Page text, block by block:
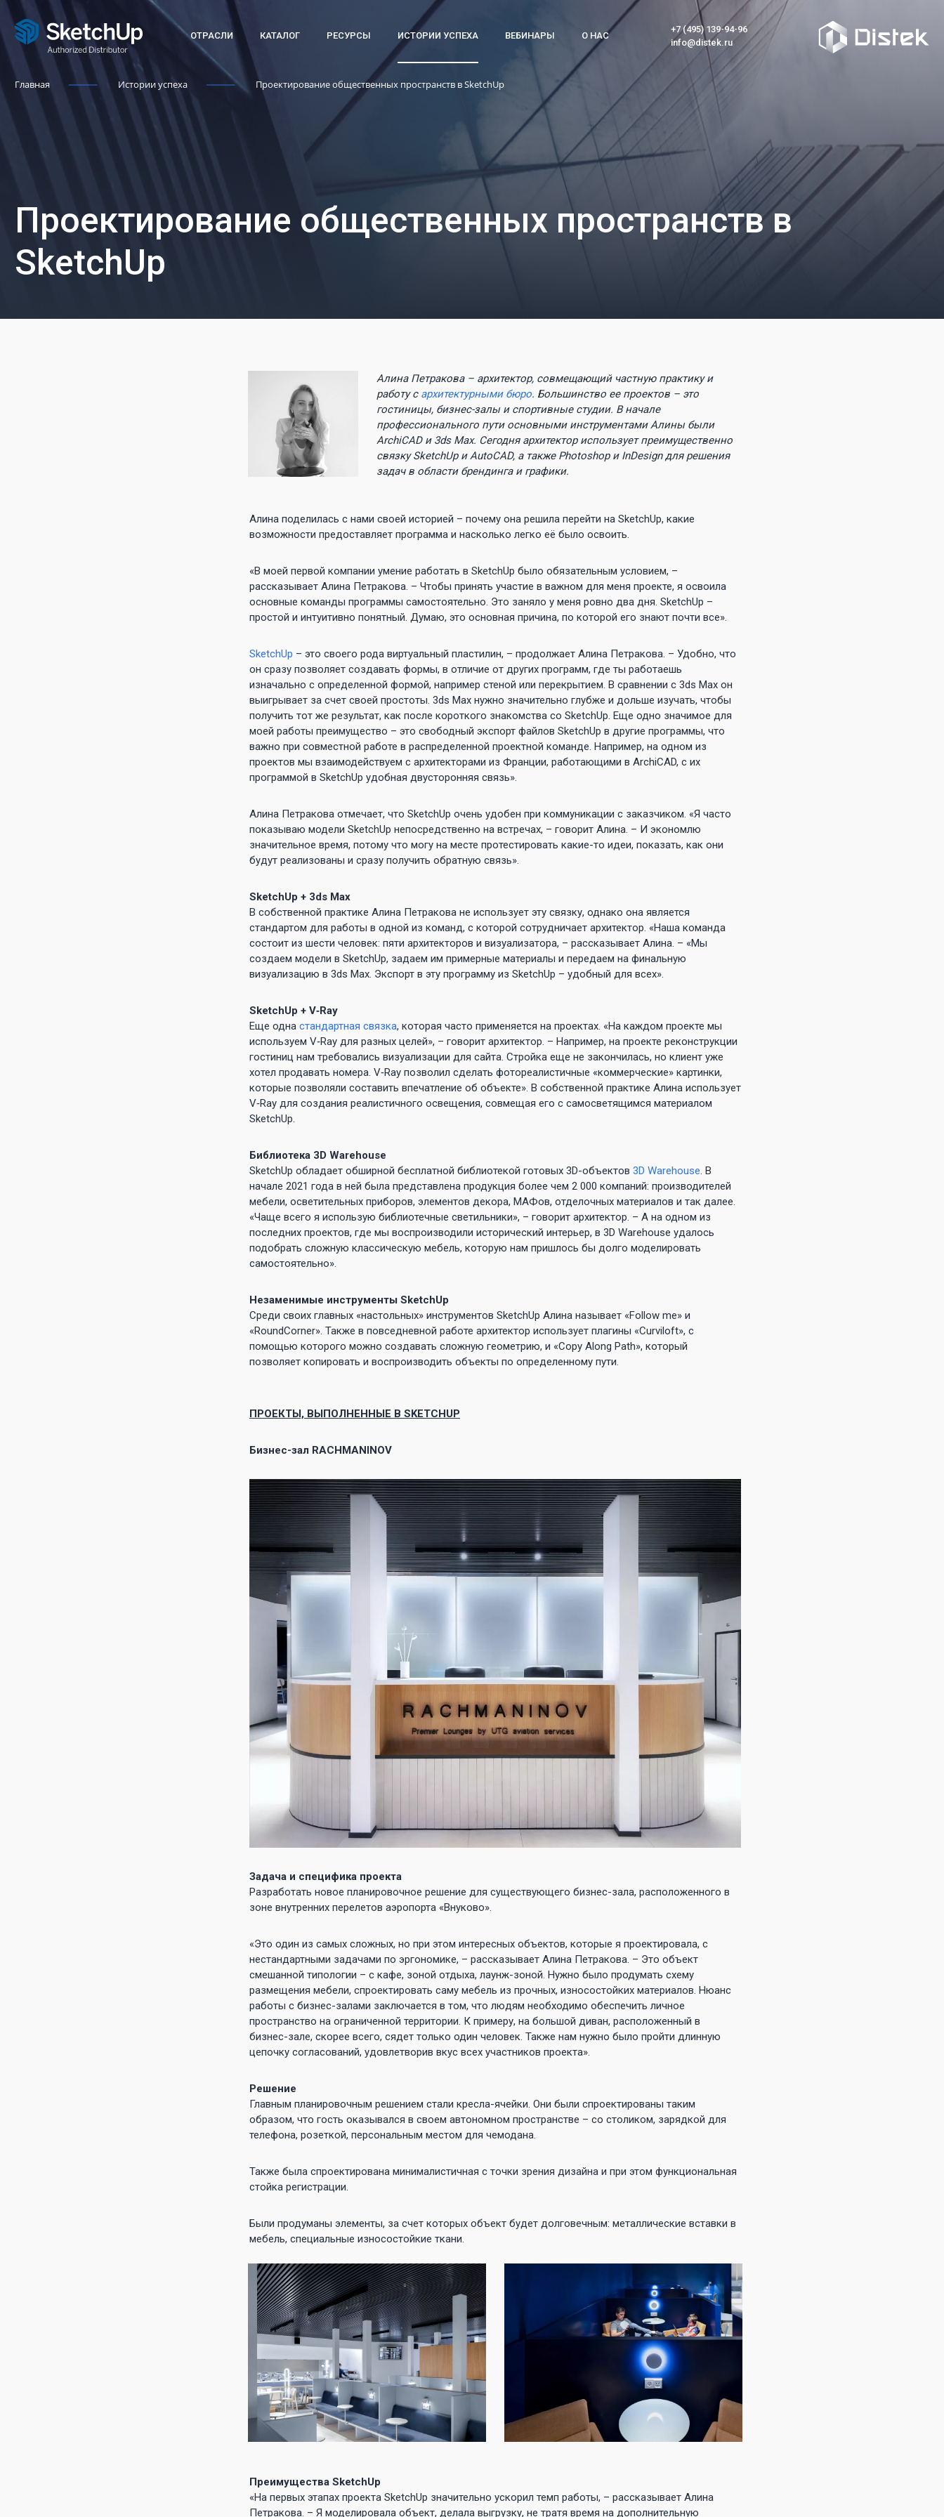
ОТРАСЛИ КАТАЛОГ РЕСУРСЫ ИСТОРИИ УСПЕХА ВЕБИНАРЫ О НАС
+7 (495) 139-94-96
info@distek.ru
Главная Истории успеха Проектирование общественных пространств в SketchUp
Проектирование общественных пространств в
SketchUp
Алина Петракова – архитектор, совмещающий частную практику и
работу с архитектурными бюро. Большинство ее проектов – это
гостиницы, бизнес-залы и спортивные студии. В начале
профессионального пути основными инструментами Алины были
ArchiCAD и 3ds Max. Сегодня архитектор использует преимущественно
связку SketchUp и AutoCAD, а также Photoshop и InDesign для решения
задач в области брендинга и графики.
Алина поделилась с нами своей историей – почему она решила перейти на SketchUp, какие
возможности предоставляет программа и насколько легко её было освоить.
«В моей первой компании умение работать в SketchUp было обязательным условием, –
рассказывает Алина Петракова. – Чтобы принять участие в важном для меня проекте, я освоила
основные команды программы самостоятельно. Это заняло у меня ровно два дня. SketchUp –
простой и интуитивно понятный. Думаю, это основная причина, по которой его знают почти все».
SketchUp – это своего рода виртуальный пластилин, – продолжает Алина Петракова. – Удобно, что
он сразу позволяет создавать формы, в отличие от других программ, где ты работаешь
изначально с определенной формой, например стеной или перекрытием. В сравнении с 3ds Max он
выигрывает за счет своей простоты. 3ds Max нужно значительно глубже и дольше изучать, чтобы
получить тот же результат, как после короткого знакомства со SketchUp. Еще одно значимое для
моей работы преимущество – это свободный экспорт файлов SketchUp в другие программы, что
важно при совместной работе в распределенной проектной команде. Например, на одном из
проектов мы взаимодействуем с архитекторами из Франции, работающими в ArchiCAD, с их
программой в SketchUp удобная двусторонняя связь».
Алина Петракова отмечает, что SketchUp очень удобен при коммуникации с заказчиком. «Я часто
показываю модели SketchUp непосредственно на встречах, – говорит Алина. – И экономлю
значительное время, потому что могу на месте протестировать какие-то идеи, показать, как они
будут реализованы и сразу получить обратную связь».
SketchUp + 3ds Max
В собственной практике Алина Петракова не использует эту связку, однако она является
стандартом для работы в одной из команд, с которой сотрудничает архитектор. «Наша команда
состоит из шести человек: пяти архитекторов и визуализатора, – рассказывает Алина. – «Мы
создаем модели в SketchUp, задаем им примерные материалы и передаем на финальную
визуализацию в 3ds Max. Экспорт в эту программу из SketchUp – удобный для всех».
SketchUp + V‑Ray
Еще одна стандартная связка, которая часто применяется на проектах. «На каждом проекте мы
используем V‑Ray для разных целей», – говорит архитектор. – Например, на проекте реконструкции
гостиниц нам требовались визуализации для сайта. Стройка еще не закончилась, но клиент уже
хотел продавать номера. V‑Ray позволил сделать фотореалистичные «коммерческие» картинки,
которые позволяли составить впечатление об объекте». В собственной практике Алина использует
V‑Ray для создания реалистичного освещения, совмещая его с самосветящимся материалом
SketchUp.
Библиотека 3D Warehouse
SketchUp обладает обширной бесплатной библиотекой готовых 3D-объектов 3D Warehouse. В
начале 2021 года в ней была представлена продукция более чем 2 000 компаний: производителей
мебели, осветительных приборов, элементов декора, МАФов, отделочных материалов и так далее.
«Чаще всего я использую библиотечные светильники», – говорит архитектор. – А на одном из
последних проектов, где мы воспроизводили исторический интерьер, в 3D Warehouse удалось
подобрать сложную классическую мебель, которую нам пришлось бы долго моделировать
самостоятельно».
Незаменимые инструменты SketchUp
Среди своих главных «настольных» инструментов SketchUp Алина называет «Follow me» и
«RoundCorner». Также в повседневной работе архитектор использует плагины «Curviloft», с
помощью которого можно создавать сложную геометрию, и «Copy Along Path», который
позволяет копировать и воспроизводить объекты по определенному пути.
ПРОЕКТЫ, ВЫПОЛНЕННЫЕ В SKETCHUP
Бизнес-зал RACHMANINOV
Задача и специфика проекта
Разработать новое планировочное решение для существующего бизнес-зала, расположенного в
зоне внутренних перелетов аэропорта «Внуково».
«Это один из самых сложных, но при этом интересных объектов, которые я проектировала, с
нестандартными задачами по эргономике, – рассказывает Алина Петракова. – Это объект
смешанной типологии – c кафе, зоной отдыха, лаунж-зоной. Нужно было продумать схему
размещения мебели, спроектировать саму мебель из прочных, износостойких материалов. Нюанс
работы с бизнес-залами заключается в том, что людям необходимо обеспечить личное
пространство на ограниченной территории. К примеру, на большой диван, расположенный в
бизнес-зале, скорее всего, сядет только один человек. Также нам нужно было пройти длинную
цепочку согласований, удовлетворив вкус всех участников проекта».
Решение
Главным планировочным решением стали кресла-ячейки. Они были спроектированы таким
образом, что гость оказывался в своем автономном пространстве – со столиком, зарядкой для
телефона, розеткой, персональным местом для чемодана.
Также была спроектирована минималистичная с точки зрения дизайна и при этом функциональная
стойка регистрации.
Были продуманы элементы, за счет которых объект будет долговечным: металлические вставки в
мебель, специальные износостойкие ткани.
Преимущества SketchUp
«На первых этапах проекта SketchUp значительно ускорил темп работы, – рассказывает Алина
Петракова. – Я моделировала объект, делала выгрузку, не тратя время на дополнительную